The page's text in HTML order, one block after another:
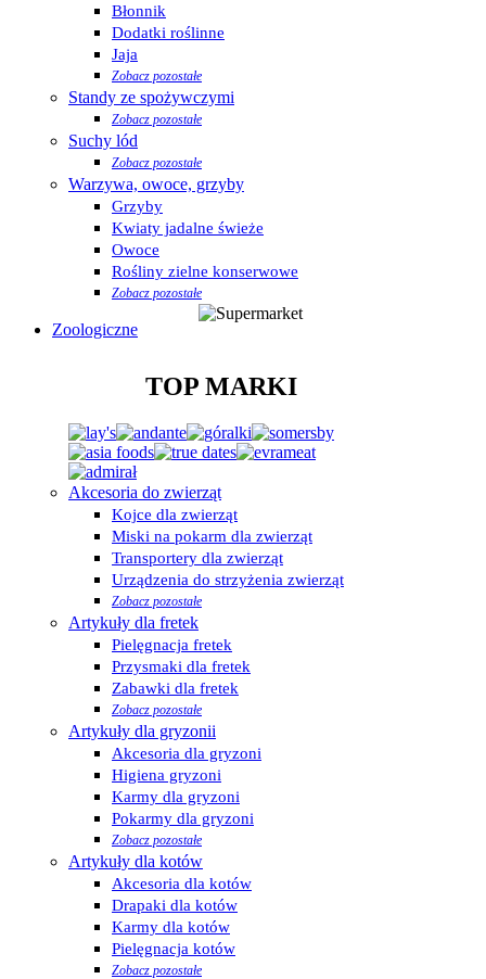
Błonnik
Dodatki roślinne
Jaja
Zobacz pozostałe
Standy ze spożywczymi
Zobacz pozostałe
Suchy lód
Zobacz pozostałe
Warzywa, owoce, grzyby
Grzyby
Kwiaty jadalne świeże
Owoce
Rośliny zielne konserwowe
Zobacz pozostałe
Zoologiczne
TOP MARKI
Akcesoria do zwierząt
Kojce dla zwierząt
Miski na pokarm dla zwierząt
Transportery dla zwierząt
Urządzenia do strzyżenia zwierząt
Zobacz pozostałe
Artykuły dla fretek
Pielęgnacja fretek
Przysmaki dla fretek
Zabawki dla fretek
Zobacz pozostałe
Artykuły dla gryzonii
Akcesoria dla gryzoni
Higiena gryzoni
Karmy dla gryzoni
Pokarmy dla gryzoni
Zobacz pozostałe
Artykuły dla kotów
Akcesoria dla kotów
Drapaki dla kotów
Karmy dla kotów
Pielęgnacja kotów
Zobacz pozostałe